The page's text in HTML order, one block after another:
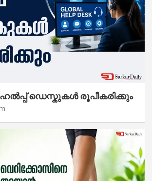
ഡെസ്കുകൾ രൂപീകരിക്കും